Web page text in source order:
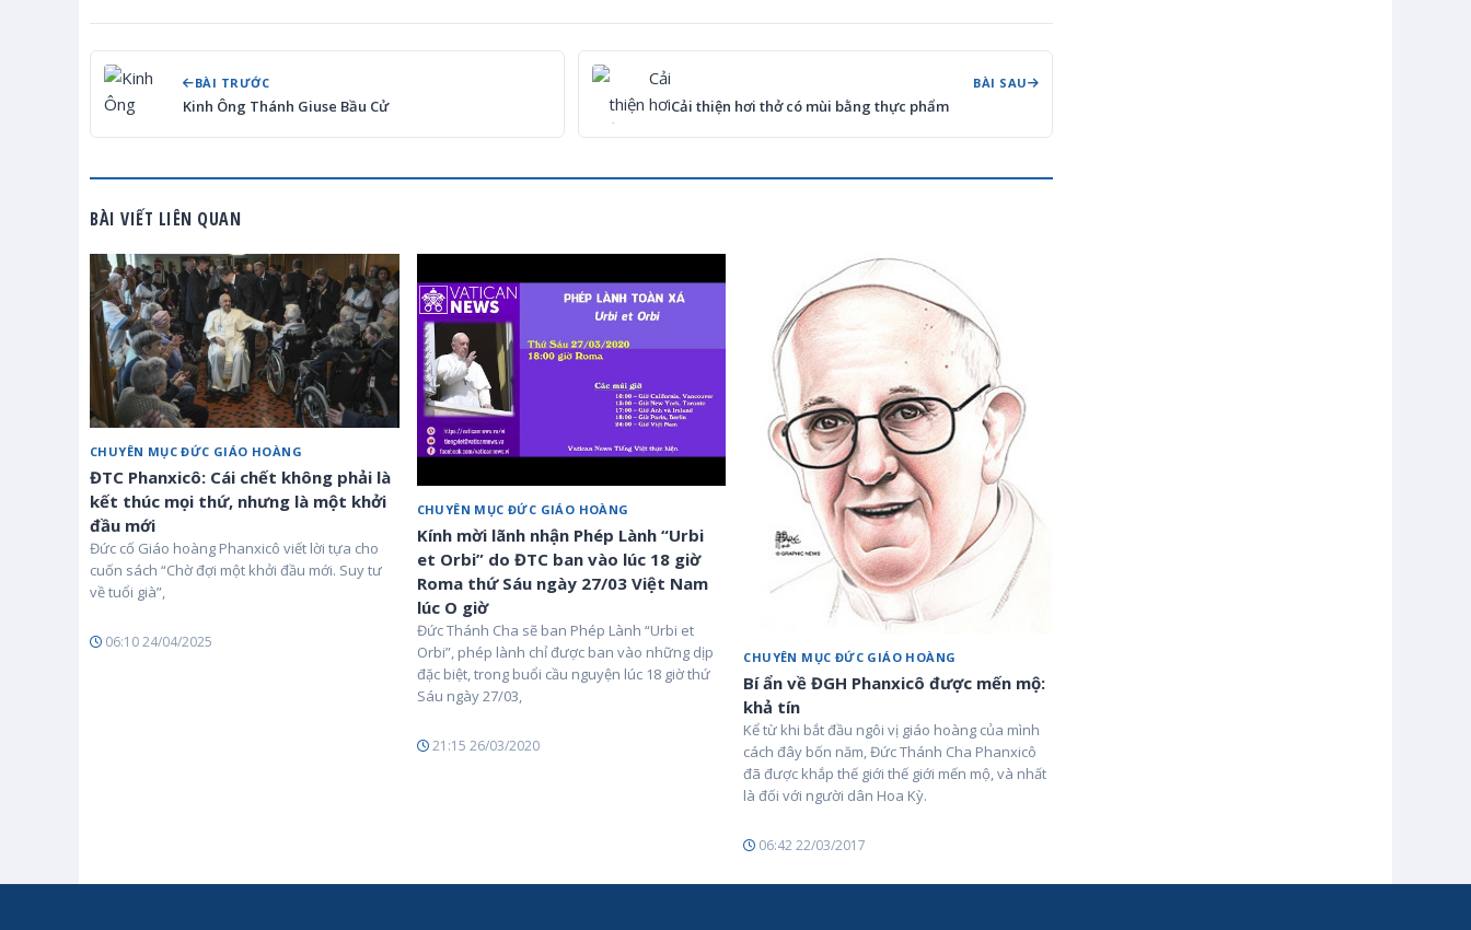
BÀI TRƯỚC
Kinh Ông Thánh Giuse Bầu Cử
BÀI SAU
Cải thiện hơi thở có mùi bằng thực phẩm
BÀI VIẾT LIÊN QUAN
CHUYÊN MỤC ĐỨC GIÁO HOÀNG
ĐTC Phanxicô: Cái chết không phải là
kết thúc mọi thứ, nhưng là một khởi
đầu mới
Đức cố Giáo hoàng Phanxicô viết lời tựa cho
cuốn sách “Chờ đợi một khởi đầu mới. Suy tư
về tuổi già”,
06:10 24/04/2025
CHUYÊN MỤC ĐỨC GIÁO HOÀNG
Kính mời lãnh nhận Phép Lành “Urbi
et Orbi” do ĐTC ban vào lúc 18 giờ
Roma thứ Sáu ngày 27/03 Việt Nam
lúc O giờ
Đức Thánh Cha sẽ ban Phép Lành “Urbi et
Orbi”, phép lành chỉ được ban vào những dịp
đặc biệt, trong buổi cầu nguyện lúc 18 giờ thứ
Sáu ngày 27/03,
21:15 26/03/2020
CHUYÊN MỤC ĐỨC GIÁO HOÀNG
Bí ẩn về ĐGH Phanxicô được mến mộ:
khả tín
Kể từ khi bắt đầu ngôi vị giáo hoàng của mình
cách đây bốn năm, Đức Thánh Cha Phanxicô
đã được khắp thế giới thế giới mến mộ, và nhất
là đối với người dân Hoa Kỳ.
06:42 22/03/2017